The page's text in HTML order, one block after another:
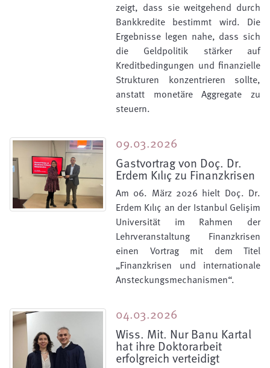
zeigt, dass sie weitgehend durch
Bankkredite bestimmt wird. Die
Ergebnisse legen nahe, dass sich
die Geldpolitik stärker auf
Kreditbedingungen und finanzielle
Strukturen konzentrieren sollte,
anstatt monetäre Aggregate zu
steuern.
09.03.2026
Gastvortrag von Doç. Dr.
Erdem Kılıç zu Finanzkrisen
Am 06. März 2026 hielt Doç. Dr.
Erdem Kılıç an der Istanbul Gelişim
Universität im Rahmen der
Lehrveranstaltung Finanzkrisen
einen Vortrag mit dem Titel
„Finanzkrisen und internationale
Ansteckungsmechanismen“.
04.03.2026
Wiss. Mit. Nur Banu Kartal
hat ihre Doktorarbeit
erfolgreich verteidigt